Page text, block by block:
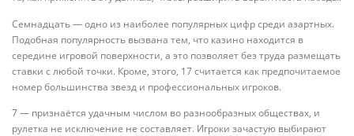
Семнадцать — одно из наиболее популярных цифр среди азартных.
Подобная популярность вызвана тем, что казино находится в
середине игровой поверхности, а это позволяет без труда размещать
ставки с любой точки. Кроме, этого, 17 считается как предпочитаемое
номер большинства звезд и профессиональных игроков.
7 — признаётся удачным числом во разнообразных обществах, и
рулетка не исключение не составляет. Игроки зачастую выбирают